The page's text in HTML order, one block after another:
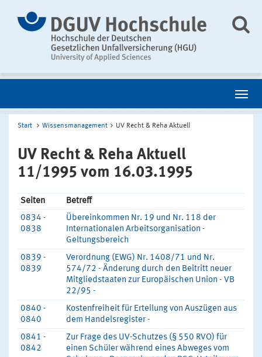
Start Wissensmanagement UV Recht & Reha Aktuell
UV Recht & Reha Aktuell
11/1995 vom 16.03.1995
Seiten
Betreff
0834 -
0838
Übereinkommen Nr. 19 und Nr. 118 der
Internationalen Arbeitsorganisation -
Geltungsbereich
0839 -
0839
Verordnung (EWG) Nr. 1408/71 und Nr.
574/72 - Änderung durch den Beitritt neuer
Mitgliedstaaten zur Europäischen Union - VB
22/95 -
0840 -
0840
Kostenfreiheit für Erteilung von Auszügen aus
dem Handelsregister -
0841 -
0842
Zur Frage des UV-Schutzes (§ 550 RVO) für
einen Schüler während eines Abweges vom